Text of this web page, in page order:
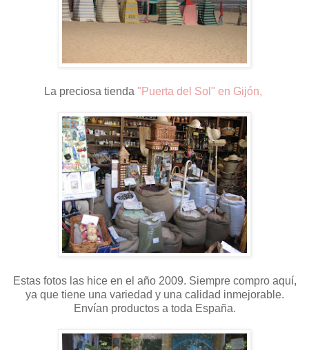
La preciosa tienda "Puerta del Sol" en Gijón,
Estas fotos las hice en el año 2009. Siempre compro aquí,
ya que tiene una variedad y una calidad inmejorable.
Envían productos a toda España.